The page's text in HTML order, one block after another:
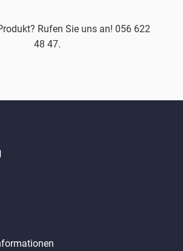
Rufen Sie uns an! 056 622
48 47.